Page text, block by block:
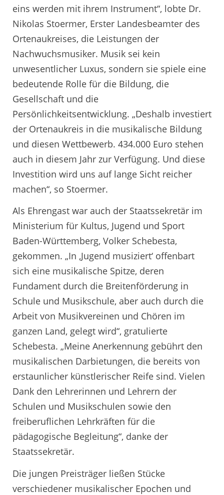
eins werden mit ihrem Instrument“, lobte Dr.
Nikolas Stoermer, Erster Landesbeamter des
Ortenaukreises, die Leistungen der
Nachwuchsmusiker. Musik sei kein
unwesentlicher Luxus, sondern sie spiele eine
bedeutende Rolle für die Bildung, die
Gesellschaft und die
Persönlichkeitsentwicklung. „Deshalb investiert
der Ortenaukreis in die musikalische Bildung
und diesen Wettbewerb. 434.000 Euro stehen
auch in diesem Jahr zur Verfügung. Und diese
Investition wird uns auf lange Sicht reicher
machen“, so Stoermer.
Als Ehrengast war auch der Staatssekretär im
Ministerium für Kultus, Jugend und Sport
Baden-Württemberg, Volker Schebesta,
gekommen. „In ‚Jugend musiziert‘ offenbart
sich eine musikalische Spitze, deren
Fundament durch die Breitenförderung in
Schule und Musikschule, aber auch durch die
Arbeit von Musikvereinen und Chören im
ganzen Land, gelegt wird“, gratulierte
Schebesta. „Meine Anerkennung gebührt den
musikalischen Darbietungen, die bereits von
erstaunlicher künstlerischer Reife sind. Vielen
Dank den Lehrerinnen und Lehrern der
Schulen und Musikschulen sowie den
freiberuflichen Lehrkräften für die
pädagogische Begleitung“, danke der
Staatssekretär.
Die jungen Preisträger ließen Stücke
verschiedener musikalischer Epochen und